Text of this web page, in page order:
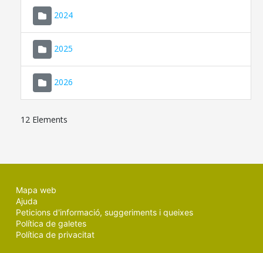
2024
2025
2026
12 Elements
Mapa web
Ajuda
Peticions d'informació, suggeriments i queixes
Política de galetes
Política de privacitat